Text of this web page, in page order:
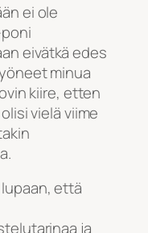
ei ole
eivätkä edes
minua
kiire, etten
vielä viime
että
ja